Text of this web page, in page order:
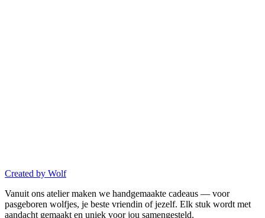
Created by Wolf
Vanuit ons atelier maken we handgemaakte cadeaus — voor
pasgeboren wolfjes, je beste vriendin of jezelf. Elk stuk wordt met
aandacht gemaakt en uniek voor jou samengesteld.